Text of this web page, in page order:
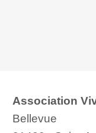
Association
Bellevue